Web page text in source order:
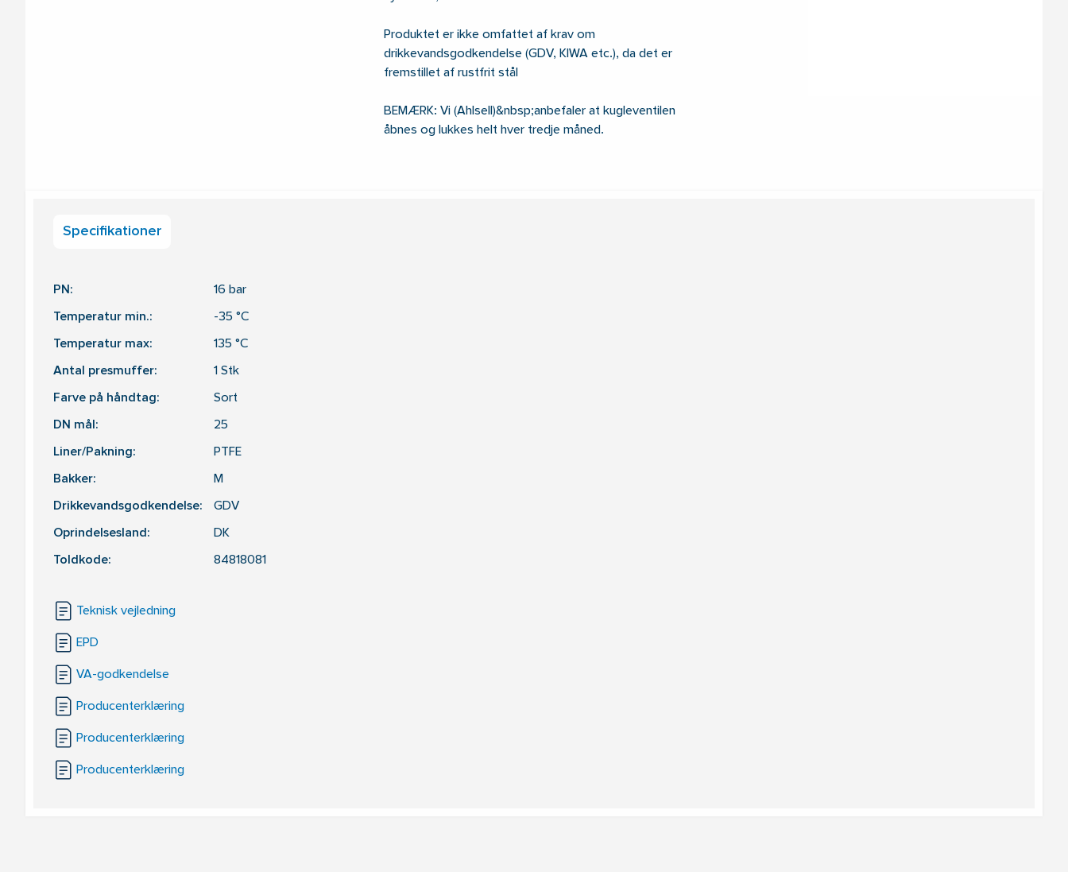
Produktet er ikke omfattet af krav om
drikkevandsgodkendelse (GDV, KIWA etc.), da det er
fremstillet af rustfrit stål
BEMÆRK: Vi (Ahlsell)&nbsp;anbefaler at kugleventilen
åbnes og lukkes helt hver tredje måned.
Specifikationer
PN: 16 bar
Temperatur min.: -35 °C
Temperatur max: 135 °C
Antal presmuffer: 1 Stk
Farve på håndtag: Sort
DN mål: 25
Liner/Pakning: PTFE
Bakker: M
Drikkevandsgodkendelse: GDV
Oprindelsesland: DK
Toldkode: 84818081
Teknisk vejledning
EPD
VA-godkendelse
Producenterklæring
Producenterklæring
Producenterklæring